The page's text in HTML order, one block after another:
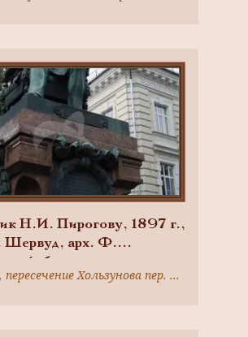
Н.И. Пирогову, 1897 г.,
Шервуд, арх. Ф.
бронза, гранит
г. Москва, пересечение Хользунова пер. и ул. М. Пироговской (перед зданием 2-го Московского института им. Н.И. Пирогова)